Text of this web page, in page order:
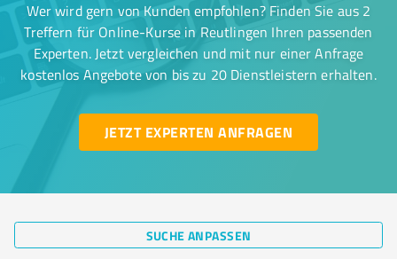
Wer wird gern von Kunden empfohlen? Finden Sie aus 2
Treffern für Online-Kurse in Reutlingen Ihren passenden
Experten. Jetzt vergleichen und mit nur einer Anfrage
kostenlos Angebote von bis zu 20 Dienstleistern erhalten.
JETZT EXPERTEN ANFRAGEN
SUCHE ANPASSEN